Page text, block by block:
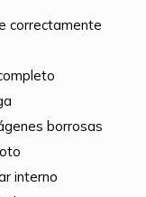
correctamente
borrosas
interno